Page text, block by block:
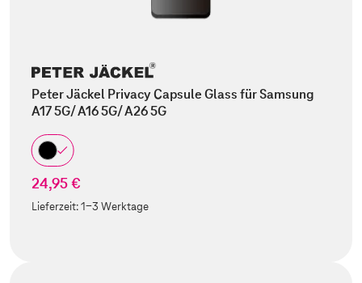
Peter Jäckel Privacy Capsule Glass für Samsung
A17 5G/ A16 5G/ A26 5G
24,95 €
Lieferzeit:1-3 Werktage